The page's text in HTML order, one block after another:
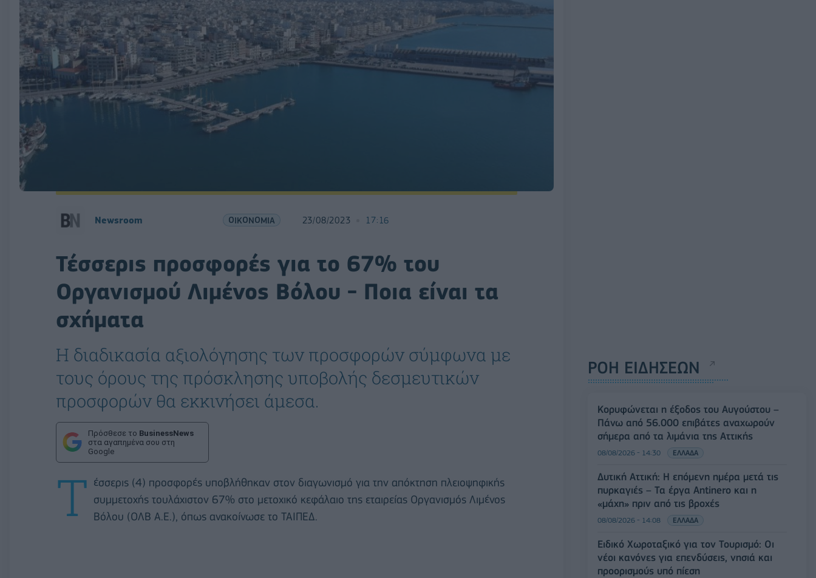
Newsroom ΟΙΚΟΝΟΜΙΑ 23/08/2023 17:16
Τέσσερις προσφορές για το 67% του
Οργανισμού Λιμένος Βόλου - Ποια είναι τα
σχήματα
Η διαδικασία αξιολόγησης των προσφορών σύμφωνα με
τους όρους της πρόσκλησης υποβολής δεσμευτικών
προσφορών θα εκκινήσει άμεσα.
Πρόσθεσε το BusinessNews
στα αγαπημένα σου στη
Google
Τ έσσερις (4) προσφορές υποβλήθηκαν στον διαγωνισμό για την απόκτηση πλειοψηφικής
συμμετοχής τουλάχιστον 67% στο μετοχικό κεφάλαιο της εταιρείας Οργανισμός Λιμένος
Βόλου (ΟΛΒ Α.Ε.), όπως ανακοίνωσε το ΤΑΙΠΕΔ.
ΡΟΗ ΕΙΔΗΣΕΩΝ
Κορυφώνεται η έξοδος του Αυγούστου –
Πάνω από 56.000 επιβάτες αναχωρούν
σήμερα από τα λιμάνια της Αττικής
08/08/2026 - 14:30 ΕΛΛΑΔΑ
Δυτική Αττική: Η επόμενη ημέρα μετά τις
πυρκαγιές – Τα έργα Antinero και η
«μάχη» πριν από τις βροχές
08/08/2026 - 14:08 ΕΛΛΑΔΑ
Ειδικό Χωροταξικό για τον Τουρισμό: Οι
νέοι κανόνες για επενδύσεις, νησιά και
προορισμούς υπό πίεση